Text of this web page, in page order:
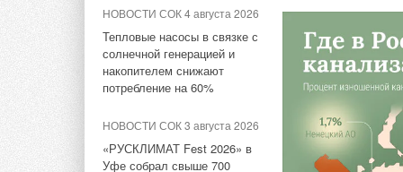
НОВОСТИ СОК 4 августа 2026
Тепловые насосы в связке с
солнечной генерацией и
накопителем снижают
потребление на 60%
НОВОСТИ СОК 3 августа 2026
«РУСКЛИМАТ Fest 2026» в
Уфе собрал свыше 700
Свежий воздух без
компромиссов: новые
приточно-вытяжные
установки SHUFT UniMAX
для квартиры и частного
дизайна —Red
и модификации
новейшей
Thermo —
Впервые Royal
интерьера в
очереди.